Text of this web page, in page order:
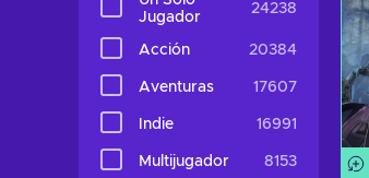
Jugador
24238
Acción 20384
Aventuras 17607
Indie 16991
Multijugador 8153